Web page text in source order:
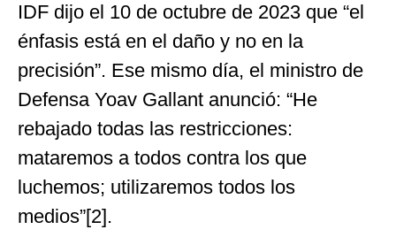
IDF dijo el 10 de octubre de 2023 que “el
énfasis está en el daño y no en la
precisión”. Ese mismo día, el ministro de
Defensa Yoav Gallant anunció: “He
rebajado todas las restricciones:
mataremos a todos contra los que
luchemos; utilizaremos todos los
medios”[2].